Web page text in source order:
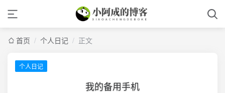
首页 / 个人日记 / 正文
个人日记
我的备用手机